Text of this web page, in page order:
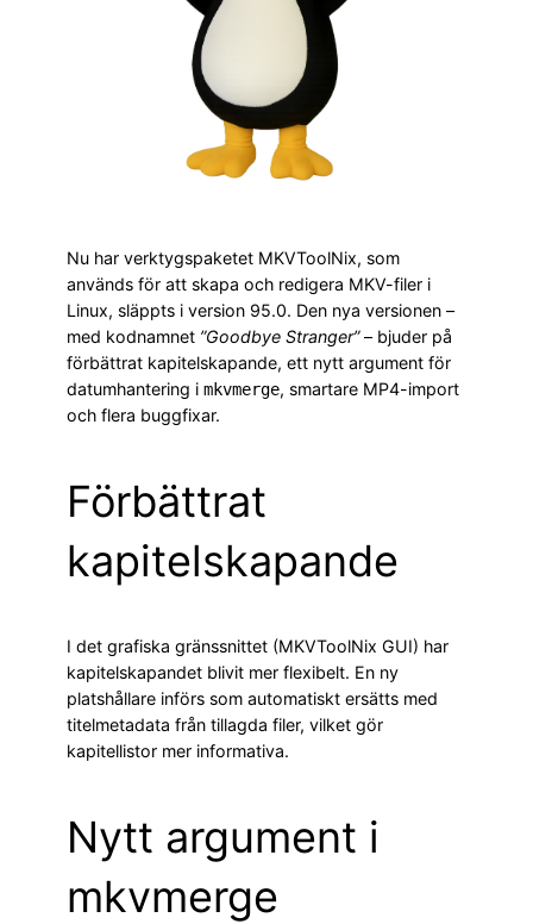
Nu har verktygspaketet MKVToolNix, som
används för att skapa och redigera MKV-filer i
Linux, släppts i version 95.0. Den nya versionen –
med kodnamnet ”Goodbye Stranger”– bjuder på
förbättrat kapitelskapande, ett nytt argument för
datumhantering i mkvmerge, smartare MP4-import
och flera buggfixar.
Förbättrat
kapitelskapande
I det grafiska gränssnittet (MKVToolNix GUI) har
kapitelskapandet blivit mer flexibelt. En ny
platshållare införs som automatiskt ersätts med
titelmetadata från tillagda filer, vilket gör
kapitellistor mer informativa.
Nytt argument i
mkvmerge